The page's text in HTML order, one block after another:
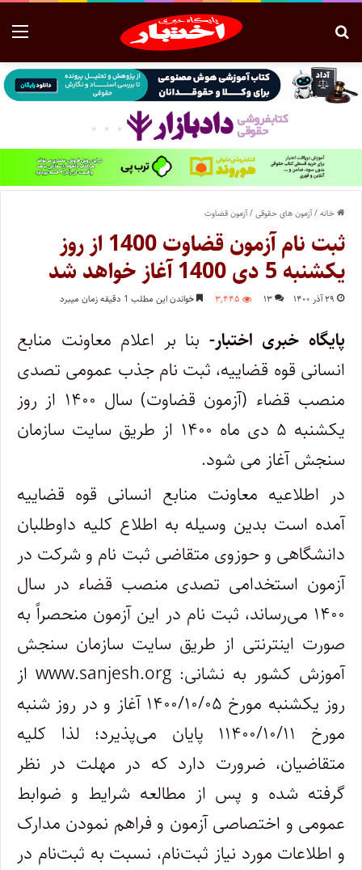
خانه/آزمون های حقوقی/آزمون قضاوت
ثبت نام آزمون قضاوت 1400 از روز
یکشنبه 5 دی 1400 آغاز خواهد شد
۲۹ آذر ۱۴۰۰ ۱۳ ۳,۴۴۵ خواندن این مطلب 1 دقیقه زمان میبرد
پایگاه خبری اختبار- بنا بر اعلام معاونت منابع
انسانی قوه قضاییه، ثبت نام جذب عمومی تصدی
منصب قضاء (آزمون قضاوت) سال ۱۴۰۰ از روز
یکشنبه ۵ دی ماه ۱۴۰۰ از طریق سایت سازمان
سنجش آغاز می شود.
در اطلاعیه معاونت منابع انسانی قوه قضاییه
آمده است بدین وسیله به اطلاع کلیه داوطلبان
دانشگاهی و حوزوی متقاضی ثبت نام و شرکت در
آزمون استخدامی تصدی منصب قضاء در سال
۱۴۰۰ می‌رساند، ثبت نام در این آزمون منحصراً به
صورت اینترنتی از طریق سایت سازمان سنجش
آموزش کشور به نشانی: www.sanjesh.org از
روز یکشنبه مورخ ۱۴۰۰/۱۰/۰۵ آغاز و در روز شنبه
مورخ ۱۱۴۰۰/۱۰/۱۱ پایان می‌پذیرد؛ لذا کلیه
متقاضیان، ضرورت دارد که در مهلت در نظر
گرفته شده و پس از مطالعه شرایط و ضوابط
عمومی و اختصاصی آزمون و فراهم نمودن مدارک
و اطلاعات مورد نیاز ثبت‌نام، نسبت به ثبت‌نام در